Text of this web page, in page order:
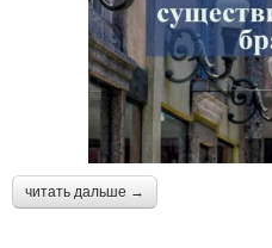
читать дальше →